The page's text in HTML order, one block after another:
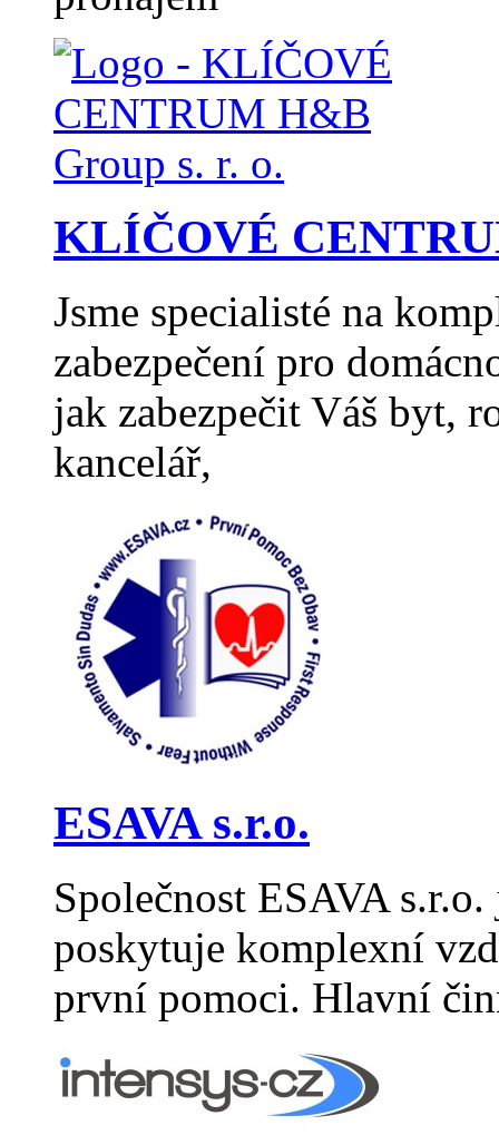
KLÍČOVÉ
Jsme specialisté na
zabezpečení pro
jak zabezpečit Váš byt,
kancelář,
ESAVA s.r.o.
Společnost ESAVA
poskytuje komplexní
první pomoci. Hlavní